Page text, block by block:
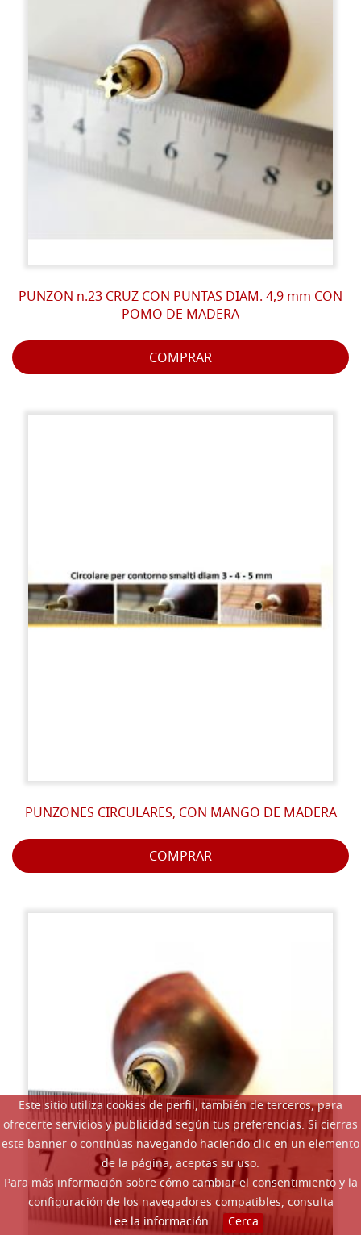
Este sitio utiliza cookies de perfil, también de terceros, para
ofrecerte servicios y publicidad según tus preferencias. Si cierras
este banner o continúas navegando haciendo clic en un elemento
de la página, aceptas su uso.
Para más información sobre cómo cambiar el consentimiento y la
configuración de los navegadores compatibles, consulta
Lee la información . Cerca
PUNZON n.23 CRUZ CON PUNTAS DIAM. 4,9 mm CON
POMO DE MADERA
COMPRAR
PUNZONES CIRCULARES, CON MANGO DE MADERA
COMPRAR